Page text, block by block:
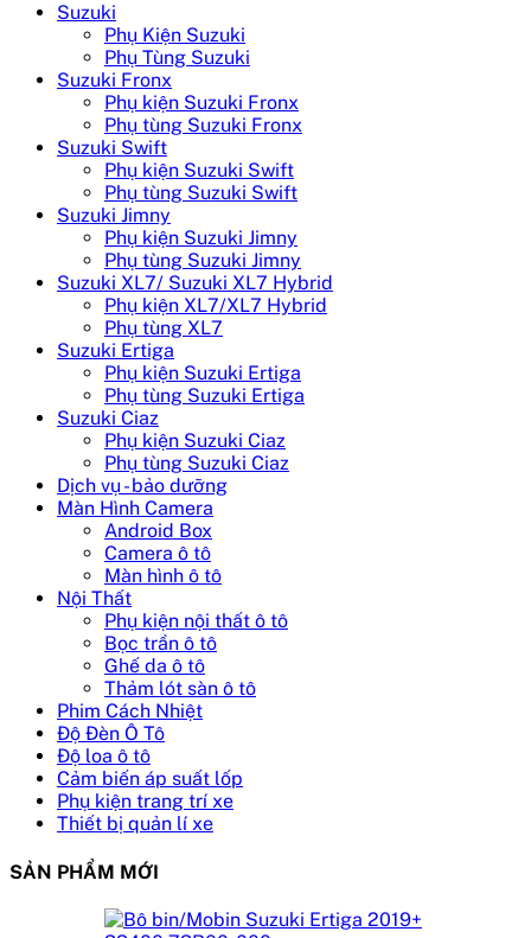
Suzuki
Phụ Kiện Suzuki
Phụ Tùng Suzuki
Suzuki Fronx
Phụ kiện Suzuki Fronx
Phụ tùng Suzuki Fronx
Suzuki Swift
Phụ kiện Suzuki Swift
Phụ tùng Suzuki Swift
Suzuki Jimny
Phụ kiện Suzuki Jimny
Phụ tùng Suzuki Jimny
Suzuki XL7/ Suzuki XL7 Hybrid
Phụ kiện XL7/XL7 Hybrid
Phụ tùng XL7
Suzuki Ertiga
Phụ kiện Suzuki Ertiga
Phụ tùng Suzuki Ertiga
Suzuki Ciaz
Phụ kiện Suzuki Ciaz
Phụ tùng Suzuki Ciaz
Dịch vụ - bảo dưỡng
Màn Hình Camera
Android Box
Camera ô tô
Màn hình ô tô
Nội Thất
Phụ kiện nội thất ô tô
Bọc trần ô tô
Ghế da ô tô
Thảm lót sàn ô tô
Phim Cách Nhiệt
Độ Đèn Ô Tô
Độ loa ô tô
Cảm biến áp suất lốp
Phụ kiện trang trí xe
Thiết bị quản lí xe
SẢN PHẨM MỚI